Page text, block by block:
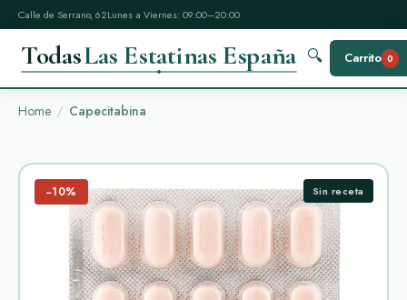
Calle de Serrano, 62Lunes a Viernes: 09:00–20:00
TodasLas Estatinas España 🔍 Carrito 0
Home Capecitabina
−10% Sin receta